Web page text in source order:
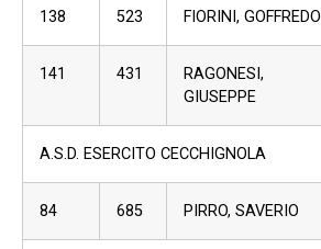
138 523 FIORINI, GOFFREDO
141 431
RAGONESI,
GIUSEPPE
A.S.D. ESERCITO CECCHIGNOLA
84 685 PIRRO, SAVERIO